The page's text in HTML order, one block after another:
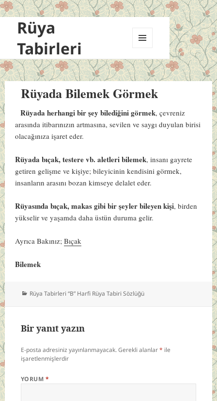
Rüya
Tabirleri
VE
BILEŞENLER
Rüyada Bilemek Görmek
Rüyada herhangi bir şey bilediğini görmek, çevreniz
arasında itibarınızın artmasına, sevilen ve saygı duyulan birisi
olacağınıza işaret eder.
Rüyada bıçak, testere vb. aletleri bilemek, insanı gayrete
getiren gelişme ve kişiye; bileyicinin kendisini görmek,
insanların arasını bozan kimseye delalet eder.
Rüyasında bıçak, makas gibi bir şeyler bileyen kişi, birden
yükselir ve yaşamda daha üstün duruma gelir.
Ayrıca Bakınız;Bıçak
Bilemek
Kategoriler
Rüya Tabirleri “B” Harfi Rüya Tabiri Sözlüğü
Bir yanıt yazın
E-posta adresiniz yayınlanmayacak.Gerekli alanlar* ile
işaretlenmişlerdir
YORUM *